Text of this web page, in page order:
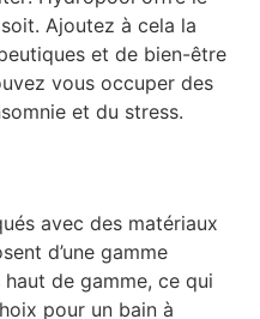
Ajoutez à cela la
et de bien-être
vous occuper des
et du stress.
avec des matériaux
d’une gamme
de gamme, ce qui
pour un bain à